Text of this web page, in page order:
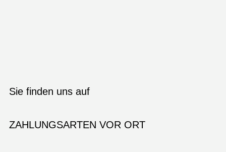
Sie finden uns auf
ZAHLUNGSARTEN VOR ORT